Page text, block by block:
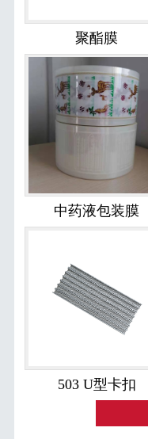
聚酯膜
中药液包装膜
503 U型卡扣